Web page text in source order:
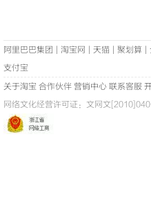
阿里巴巴集团 淘宝网 天猫 聚划算
支付宝
关于淘宝 合作伙伴 营销中心 联系客服
网络文化经营许可证： 文网文